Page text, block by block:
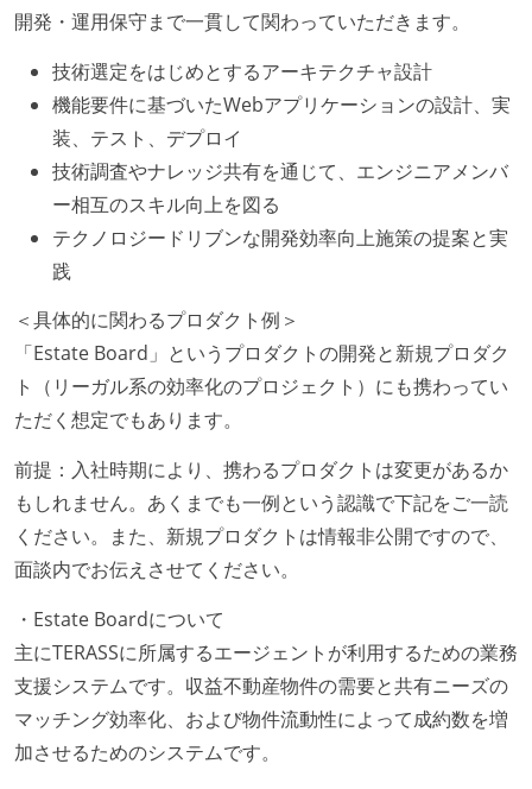
開発・運用保守まで一貫して関わっていただきます。
技術選定をはじめとするアーキテクチャ設計
機能要件に基づいたWebアプリケーションの設計、実
装、テスト、デプロイ
技術調査やナレッジ共有を通じて、エンジニアメンバ
ー相互のスキル向上を図る
テクノロジードリブンな開発効率向上施策の提案と実
践
＜具体的に関わるプロダクト例＞
「Estate Board」というプロダクトの開発と新規プロダク
ト（リーガル系の効率化のプロジェクト）にも携わってい
ただく想定でもあります。
前提：入社時期により、携わるプロダクトは変更があるか
もしれません。あくまでも一例という認識で下記をご一読
ください。また、新規プロダクトは情報非公開ですので、
面談内でお伝えさせてください。
・Estate Boardについて
主にTERASSに所属するエージェントが利用するための業務
支援システムです。収益不動産物件の需要と共有ニーズの
マッチング効率化、および物件流動性によって成約数を増
加させるためのシステムです。